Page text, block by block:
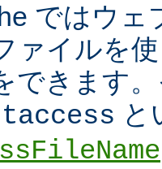
ではウェ
ァイルを
できます
と